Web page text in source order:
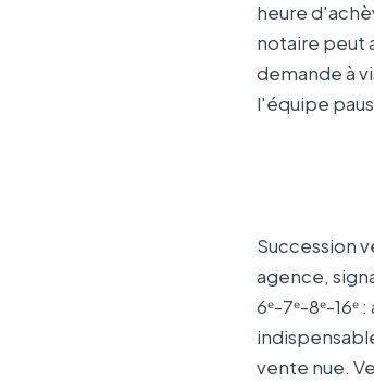
heure
notaire peut
demande à
l'équipe
Succession
agence,
6ᵉ-7ᵉ-8ᵉ-
vente nue.